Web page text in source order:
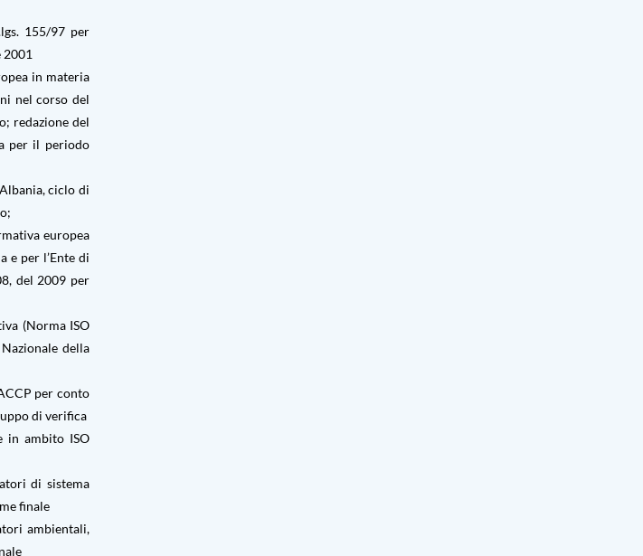
155/97 per
2001
in materia
nel corso del
redazione del
per il periodo
ciclo di
europea
e per l’Ente di
del 2009 per
(Norma ISO
della
per conto
di verifica
in ambito ISO
di sistema
finale
ambientali,